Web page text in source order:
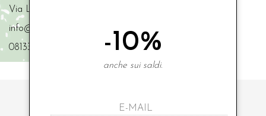
Via Luigi Mazzella,73 80077 Ischia
info@scaglionebimbi.com
0813331162
ISCRIVITI ALLA NOSTRA NEWSLETTER
-10%
anche sui saldi.